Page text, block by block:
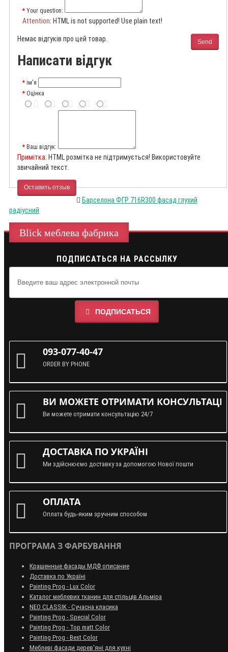
Your question:
Attention: HTML is not supported! Use plain text!
Send
Немає відгуків про цей товар.
Написати відгук
ім'я
Оцінка
Ваш відгук:
Примітка: HTML розмітка не підтримується! Використовуйте
звичайний текст.
Оставить отзыв
Барселона ФГР 716R300 фасад глухий
радіусний
Blick меблева фабрика
ПОДПИСАТЬСЯ НА РАССЫЛКУ
ПОДПИСАТЬСЯ
093-077-40-47
ORDER BY PHONE
ВИ МОЖЕТЕ ОТРИМАТИ
Ви можете отримати консультацію 24/7
ДОСТАВКА ПО УКРАЇНІ
Ми здійснюємо доставку за допомогою Нової пошти
ОПЛАТА
Оплата будь-яким зручним способом
ПРОГРАМА З ФАРБУВАННЯ
Крашенные фасады МДФ описание
Доставка по Україні
Painting Prog - Lux Color
Каталог меблевих тканин для стільців Альміра
NEO CLASSIK - Сучасна класика
Painting Prog - Special Color
Painting Prog - Top matt Color
Painting Prog - Best Color
Меблеві фасади дерев'яні для кухні